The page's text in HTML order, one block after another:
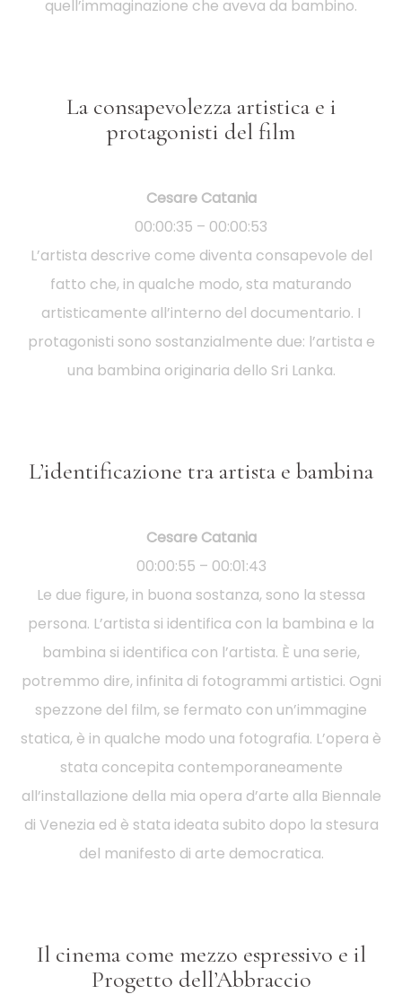
quell’immaginazione che aveva da bambino.
La consapevolezza artistica e i
protagonisti del film
Cesare Catania
00:00:35 – 00:00:53
L’artista descrive come diventa consapevole del
fatto che, in qualche modo, sta maturando
artisticamente all’interno del documentario. I
protagonisti sono sostanzialmente due: l’artista e
una bambina originaria dello Sri Lanka.
L’identificazione tra artista e bambina
Cesare Catania
00:00:55 – 00:01:43
Le due figure, in buona sostanza, sono la stessa
persona. L’artista si identifica con la bambina e la
bambina si identifica con l’artista. È una serie,
potremmo dire, infinita di fotogrammi artistici. Ogni
spezzone del film, se fermato con un’immagine
statica, è in qualche modo una fotografia. L’opera è
stata concepita contemporaneamente
all’installazione della mia opera d’arte alla Biennale
di Venezia ed è stata ideata subito dopo la stesura
del manifesto di arte democratica.
Il cinema come mezzo espressivo e il
Progetto dell’Abbraccio